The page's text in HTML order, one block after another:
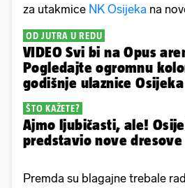
za utakmice NK Osijeka na
OD JUTRA U REDU
VIDEO Svi bi na Opus
Pogledajte ogromnu
godišnje ulaznice Osijeka
ŠTO KAŽETE?
Ajmo ljubičasti, ale!
predstavio nove dresove
Premda su blagajne trebale